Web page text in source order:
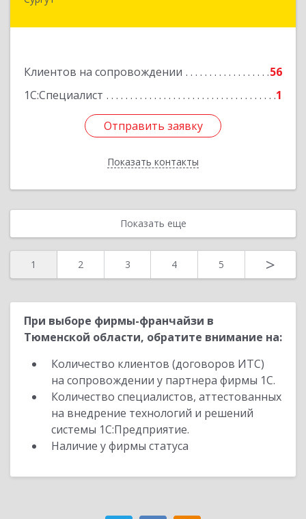
Клиентов на сопровождении
56
1С:Специалист
1
Отправить заявку
Показать контакты
Отправить заявку
Назад
Показать еще
1 2 3 4 5 >
При выборе фирмы-франчайзи в
Тюменской области, обратите внимание на:
Количество клиентов (договоров ИТС)
на сопровождении у партнера фирмы 1С.
Количество специалистов, аттестованных
на внедрение технологий и решений
системы 1С:Предприятие.
Наличие у фирмы статуса